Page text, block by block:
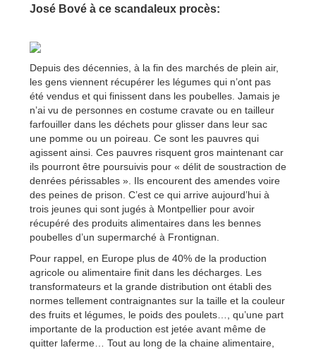
José Bové à ce scandaleux procès:
Depuis des décennies, à la fin des marchés de plein air,
les gens viennent récupérer les légumes qui n’ont pas
été vendus et qui finissent dans les poubelles. Jamais je
n’ai vu de personnes en costume cravate ou en tailleur
farfouiller dans les déchets pour glisser dans leur sac
une pomme ou un poireau. Ce sont les pauvres qui
agissent ainsi. Ces pauvres risquent gros maintenant car
ils pourront être poursuivis pour « délit de soustraction de
denrées périssables ». Ils encourent des amendes voire
des peines de prison. C’est ce qui arrive aujourd’hui à
trois jeunes qui sont jugés à Montpellier pour avoir
récupéré des produits alimentaires dans les bennes
poubelles d’un supermarché à Frontignan.
Pour rappel, en Europe plus de 40% de la production
agricole ou alimentaire finit dans les décharges. Les
transformateurs et la grande distribution ont établi des
normes tellement contraignantes sur la taille et la couleur
des fruits et légumes, le poids des poulets…, qu’une part
importante de la production est jetée avant même de
quitter laferme… Tout au long de la chaine alimentaire,